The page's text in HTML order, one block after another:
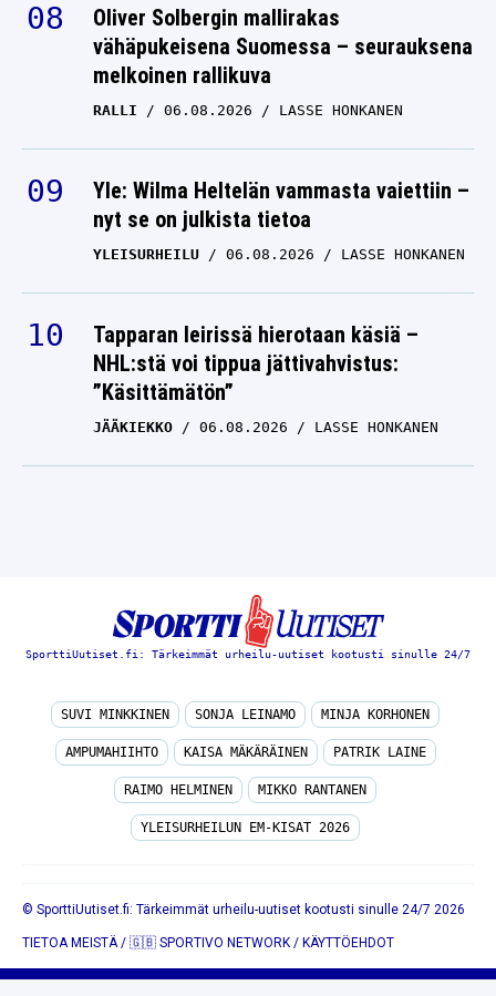
Oliver Solbergin mallirakas
vähäpukeisena Suomessa – seurauksena
melkoinen rallikuva
RALLI 06.08.2026 LASSE HONKANEN
Yle: Wilma Heltelän vammasta vaiettiin –
nyt se on julkista tietoa
YLEISURHEILU 06.08.2026 LASSE HONKANEN
Tapparan leirissä hierotaan käsiä –
NHL:stä voi tippua jättivahvistus:
”Käsittämätön”
JÄÄKIEKKO 06.08.2026 LASSE HONKANEN
SporttiUutiset.fi: Tärkeimmät urheilu-uutiset kootusti sinulle 24/7
SUVI MINKKINEN SONJA LEINAMO MINJA KORHONEN
AMPUMAHIIHTO KAISA MÄKÄRÄINEN PATRIK LAINE
RAIMO HELMINEN MIKKO RANTANEN
YLEISURHEILUN EM-KISAT 2026
© SporttiUutiset.fi: Tärkeimmät urheilu-uutiset kootusti sinulle 24/7 2026
TIETOA MEISTÄ/ 🇬🇧 SPORTIVO NETWORK / KÄYTTÖEHDOT